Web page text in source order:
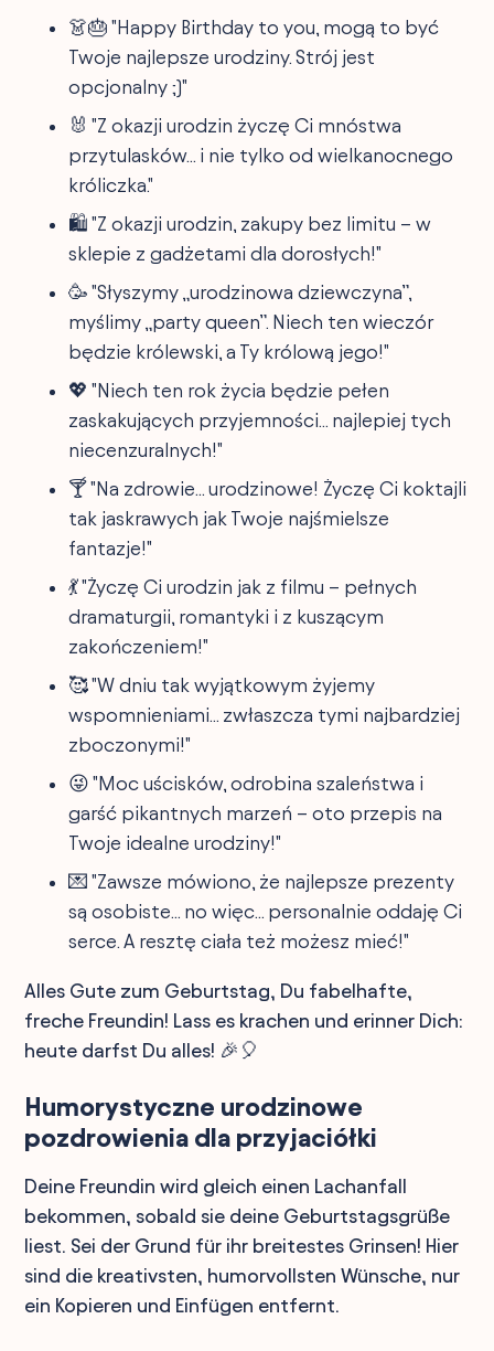
👗🎂 "Happy Birthday to you, mogą to być
Twoje najlepsze urodziny. Strój jest
opcjonalny ;)"
🐰 "Z okazji urodzin życzę Ci mnóstwa
przytulasków... i nie tylko od wielkanocnego
króliczka."
🛍️ "Z okazji urodzin, zakupy bez limitu – w
sklepie z gadżetami dla dorosłych!"
🥳 "Słyszymy „urodzinowa dziewczyna”,
myślimy „party queen”. Niech ten wieczór
będzie królewski, a Ty królową jego!"
💖 "Niech ten rok życia będzie pełen
zaskakujących przyjemności... najlepiej tych
niecenzuralnych!"
🍸 "Na zdrowie... urodzinowe! Życzę Ci koktajli
tak jaskrawych jak Twoje najśmielsze
fantazje!"
💃 "Życzę Ci urodzin jak z filmu – pełnych
dramaturgii, romantyki i z kuszącym
zakończeniem!"
🥰 "W dniu tak wyjątkowym żyjemy
wspomnieniami... zwłaszcza tymi najbardziej
zboczonymi!"
😜 "Moc uścisków, odrobina szaleństwa i
garść pikantnych marzeń – oto przepis na
Twoje idealne urodziny!"
💌 "Zawsze mówiono, że najlepsze prezenty
są osobiste... no więc... personalnie oddaję Ci
serce. A resztę ciała też możesz mieć!"
Alles Gute zum Geburtstag, Du fabelhafte,
freche Freundin! Lass es krachen und erinner Dich:
heute darfst Du alles! 🎉🎈
Humorystyczne urodzinowe
pozdrowienia dla przyjaciółki
Deine Freundin wird gleich einen Lachanfall
bekommen, sobald sie deine Geburtstagsgrüße
liest. Sei der Grund für ihr breitestes Grinsen! Hier
sind die kreativsten, humorvollsten Wünsche, nur
ein Kopieren und Einfügen entfernt.